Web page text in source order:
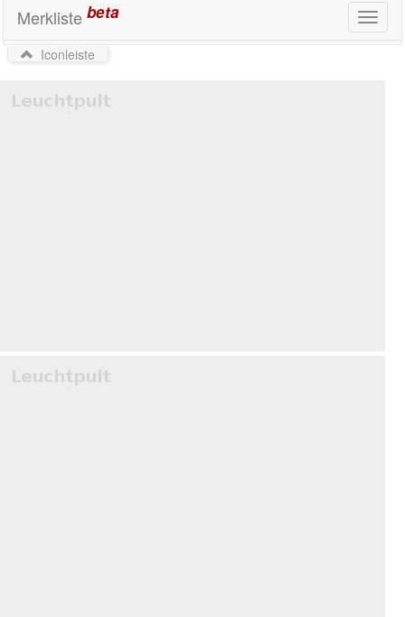
Toggle
Merkliste beta
Iconleiste